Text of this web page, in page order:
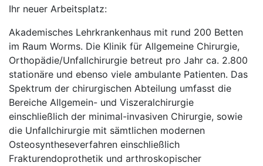
Ihr neuer Arbeitsplatz:
Akademisches Lehrkrankenhaus mit rund 200 Betten
im Raum Worms. Die Klinik für Allgemeine Chirurgie,
Orthopädie/Unfallchirurgie betreut pro Jahr ca. 2.800
stationäre und ebenso viele ambulante Patienten. Das
Spektrum der chirurgischen Abteilung umfasst die
Bereiche Allgemein- und Viszeralchirurgie
einschließlich der minimal-invasiven Chirurgie, sowie
die Unfallchirurgie mit sämtlichen modernen
Osteosyntheseverfahren einschließlich
Frakturendoprothetik und arthroskopischer